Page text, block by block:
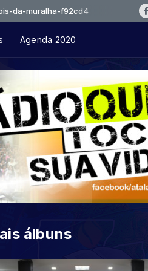
f92cd4
Agenda 2020
álbuns